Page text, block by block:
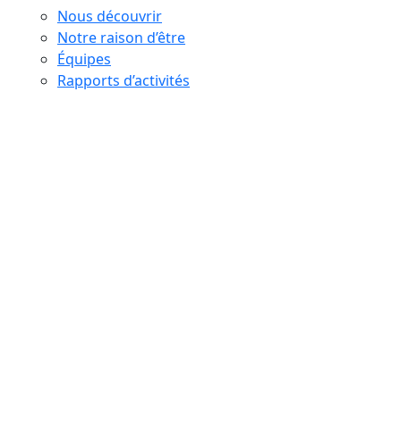
Nous découvrir
Notre raison d’être
Équipes
Rapports d’activités